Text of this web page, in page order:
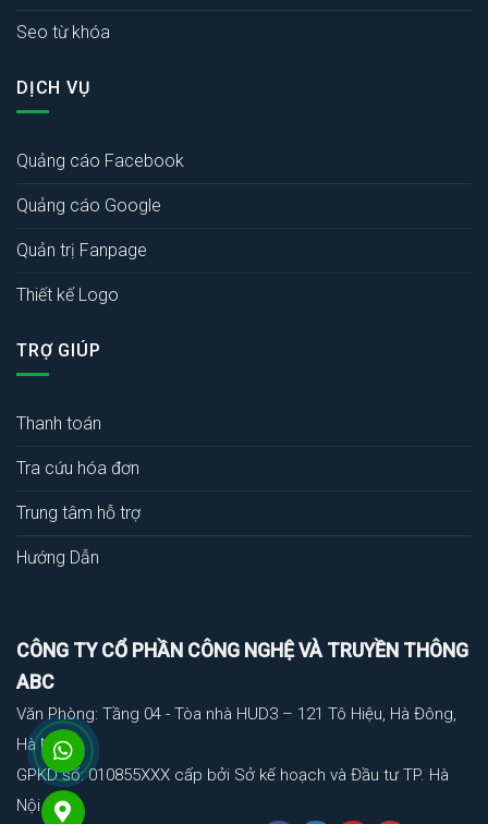
Seo từ khóa
DỊCH VỤ
Quảng cáo Facebook
Quảng cáo Google
Quản trị Fanpage
Thiết kế Logo
TRỢ GIÚP
Thanh toán
Tra cứu hóa đơn
Trung tâm hỗ trợ
Hướng Dẫn
CÔNG TY CỔ PHẦN CÔNG NGHỆ VÀ TRUYỀN THÔNG
ABC
Văn Phòng: Tầng 04 - Tòa nhà HUD3 – 121 Tô Hiệu, Hà Đông,
Hà Nội
GPKD số: 010855XXX cấp bởi Sở kế hoạch và Đầu tư TP. Hà
Nội